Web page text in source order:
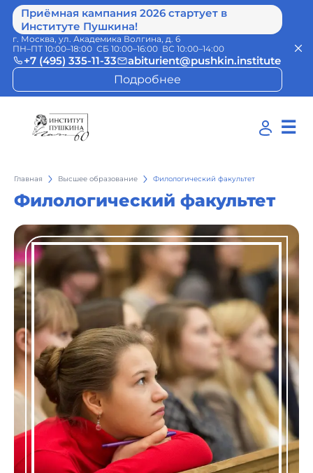
Приёмная кампания 2026 стартует в
Институте Пушкина!
г. Москва, ул. Академика Волгина, д. 6
ПН–ПТ 10:00–18:00 СБ 10:00–16:00 ВС 10:00–14:00
+7 (495) 335-11-33
abiturient@pushkin.institute
Подробнее
☰
Главная Высшее образование Филологический факультет
Филологический факультет